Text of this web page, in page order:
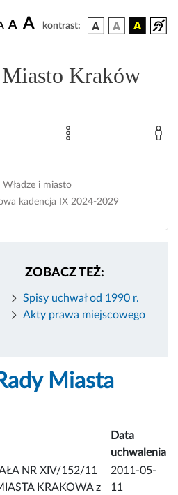
A A kontrast:
Miasto Kraków
Władze i miasto
kadencja IX 2024-2029
ZOBACZ TEŻ:
Spisy uchwał od 1990 r.
Akty prawa miejscowego
Miasta
Data
uchwalenia
NR XIV/152/11
KRAKOWA z
2011-05-
11